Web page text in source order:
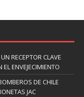
RECEPTOR CLAVE
ENVEJECIMIENTO
DE CHILE
JAC